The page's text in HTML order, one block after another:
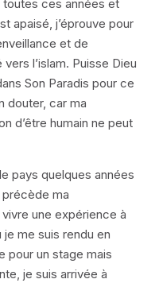
toutes ces années et
apaisé, j’éprouve pour
et de
l’islam. Puisse Dieu
Son Paradis pour ce
douter, car ma
d’être humain ne peut
pays quelques années
ma
une expérience à
je me suis rendu en
pour un stage mais
je suis arrivée à